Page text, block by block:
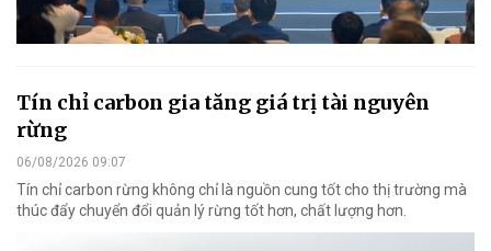
Tín chỉ carbon gia tăng giá trị tài nguyên
rừng
06/08/2026 09:07
Tín chỉ carbon rừng không chỉ là nguồn cung tốt cho thị trường mà
thúc đẩy chuyển đổi quản lý rừng tốt hơn, chất lượng hơn.